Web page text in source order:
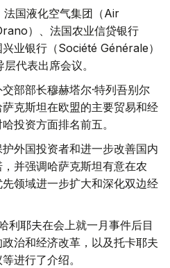
国液化空气集团（Air
）、法国农业信贷银行
业银行（Société Générale）
代表出席会议。
部部长穆赫塔尔·特列吾别尔
克斯坦在欧盟的主要贸易和经
投资方面排名前五。
外国投资者和进一步改善国内
并强调哈萨克斯坦有意在农
领域进一步扩大和深化双边经
利耶夫在会上就一月事件后目
治和经济改革，以及托卡耶夫
进行了介绍。